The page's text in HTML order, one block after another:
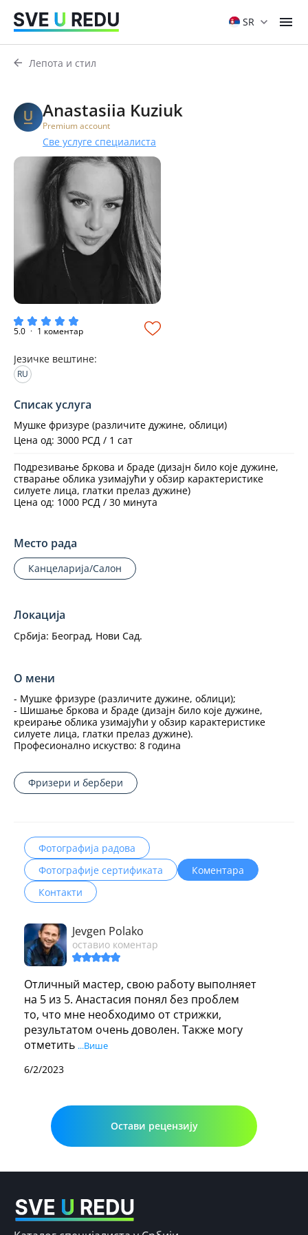
SR
Лепота и стил
Anastasiia Kuziuk
Premium account
Све услуге специалиста
5.0 · 1 коментар
Језичке вештине:
RU
Списак услуга
Мушке фризуре (различите дужине, облици)
Цена од: 3000 РСД / 1 сат
Подрезивање бркова и браде (дизајн било које дужине,
стварање облика узимајући у обзир карактеристике
силуете лица, глатки прелаз дужине)
Цена од: 1000 РСД / 30 минута
Место рада
Канцеларија/Салон
Локација
Србија: Београд, Нови Сад.
О мени
- Мушке фризуре (различите дужине, облици);
- Шишање бркова и браде (дизајн било које дужине,
креирање облика узимајући у обзир карактеристике
силуете лица, глатки прелаз дужине).
Професионално искуство: 8 година
Фризери и бербери
Фотографија радова
Фотографије сертификата
Коментара
Контакти
Jevgen Polako
оставио коментар
Отличный мастер, свою работу выполняет
на 5 из 5. Анастасия понял без проблем
то, что мне необходимо от стрижки,
результатом очень доволен. Также могу
отметить ...Више
6/2/2023
Остави рецензију